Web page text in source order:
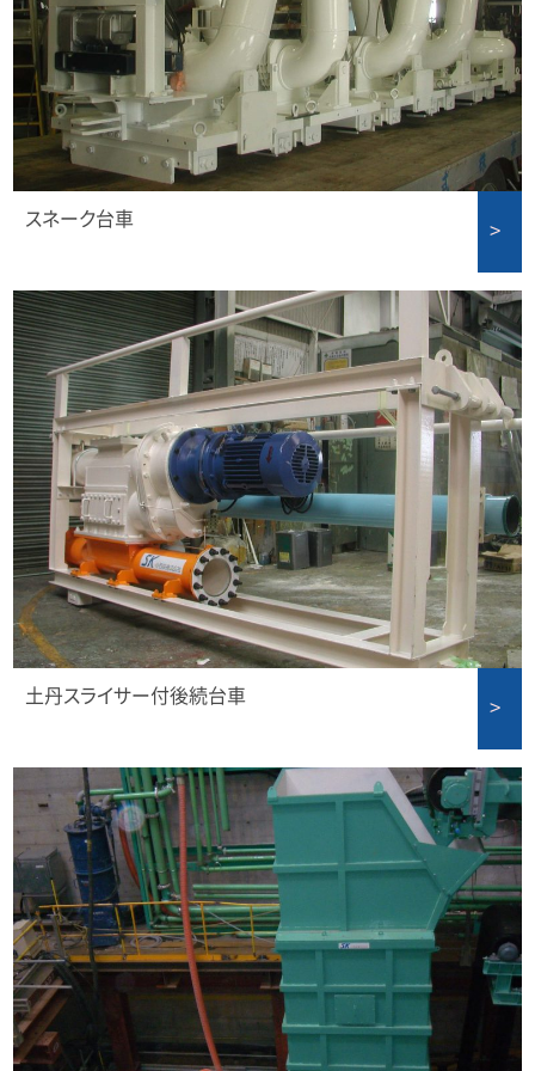
スネーク台車
土丹スライサー付後続台車